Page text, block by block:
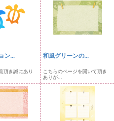
ン...
頂き誠にあり
和風グリーンの...
こちらのページを開いて頂き
ありが...